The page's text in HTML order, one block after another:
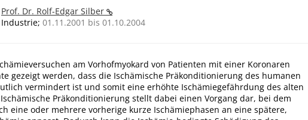
Prof. Dr. Rolf-Edgar Silber
Industrie; 01.11.2001 bis 01.10.2004
am Vorhofmyokard von Patienten mit einer Koronaren
gezeigt werden, dass die Ischämische Präkonditionierung des humanen
vermindert ist und somit eine erhöhte Ischämiegefährdung des alten
Präkonditionierung stellt dabei einen Vorgang dar, bei dem
eine oder mehrere vorherige kurze Ischämiephasen an eine spätere,